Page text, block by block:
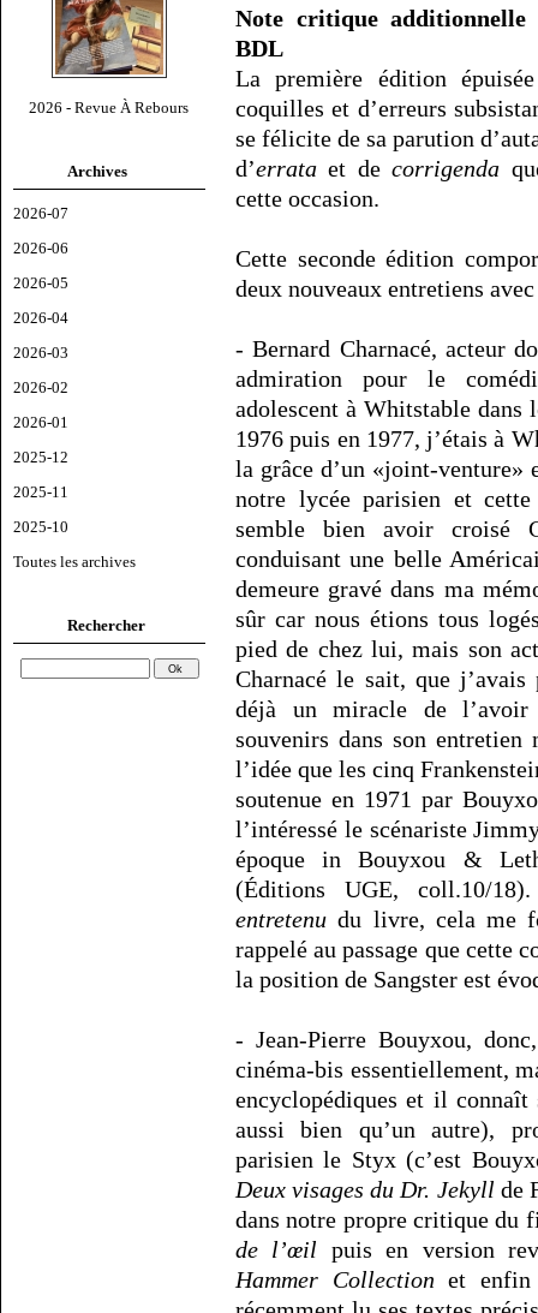
2026 - Revue À Rebours
Archives
2026-07
2026-06
2026-05
2026-04
2026-03
2026-02
2026-01
2025-12
2025-11
2025-10
Toutes les archives
Rechercher
Note critique
BDL
La première édition
coquilles et d’erreurs
se félicite de sa parution
d’errata et decorrigenda
cette occasion.
Cette seconde édition
deux nouveaux entretiens
- Bernard Charnacé, acteur
admiration pour le
adolescent à Whitstable dans
1976 puis en 1977, j’étais à
la grâce d’un «joint-venture»
notre lycée parisien et
semble bien avoir croisé
conduisant une belle
demeure gravé dans ma
sûr car nous étions tous
pied de chez lui, mais son
Charnacé le sait, que
déjà un miracle de l’avoir
souvenirs dans son
l’idée que les cinq
soutenue en 1971 par
l’intéressé le scénariste
époque in Bouyxou &
(Éditions UGE, coll.10/
entretenu du livre, cela me
rappelé au passage que cette
la position de Sangster est
- Jean-Pierre Bouyxou,
cinéma-bis essentiellement,
encyclopédiques et il
aussi bien qu’un autre),
parisien le Styx (c’est
Deux visages du Dr. Jekyll de
dans notre propre critique du
de l’œil puis en version
Hammer Collection et enfin